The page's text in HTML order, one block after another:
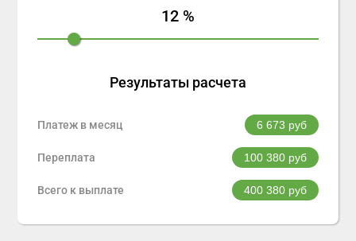
12 %
Результаты расчета
Платеж в месяц 6 673 руб
Переплата 100 380руб
Всего к выплате 400 380руб